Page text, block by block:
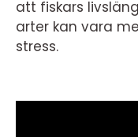
att fiskars
arter kan vara
stress.